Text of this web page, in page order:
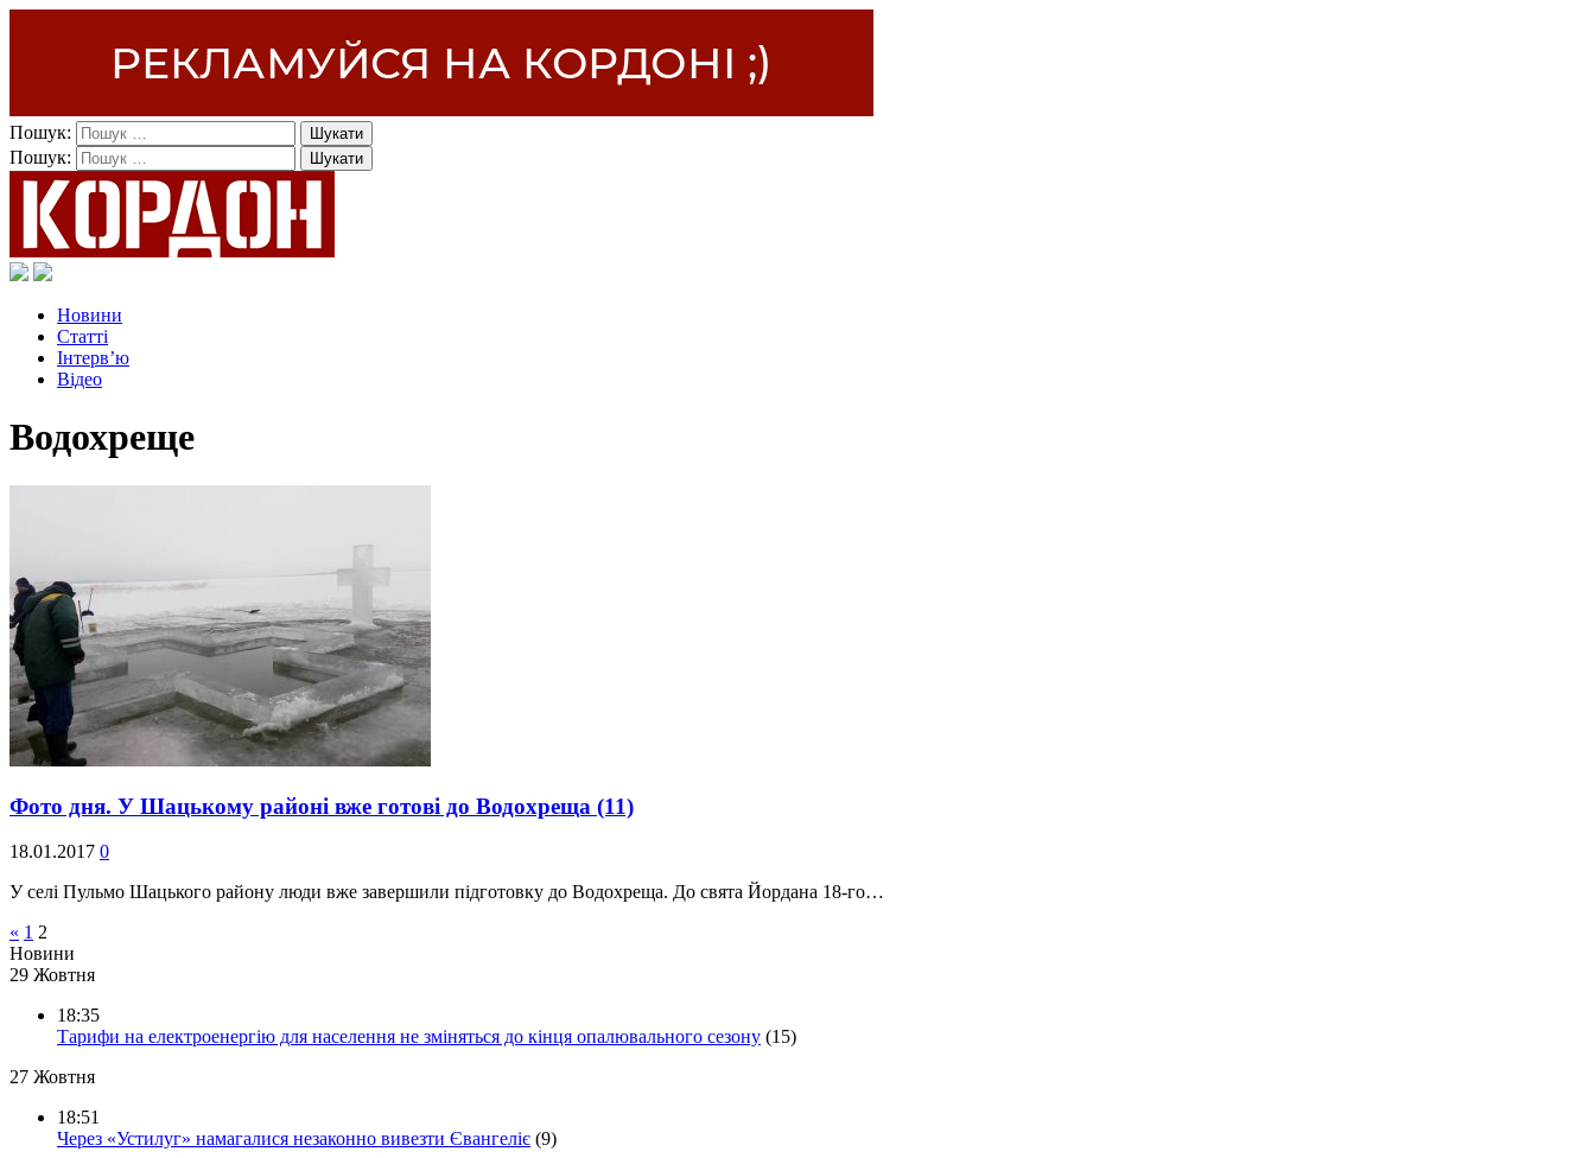
Пошук:
Пошук:
Новини
Статті
Інтерв’ю
Відео
Водохреще
Фото дня. У Шацькому районі вже готові до Водохреща (11)
18.01.2017 0
У селі Пульмо Шацького району люди вже завершили підготовку до Водохреща. До свята Йордана 18-го…
« 1 2
Новини
29 Жовтня
18:35
Тарифи на електроенергію для населення не зміняться до кінця опалювального сезону (15)
27 Жовтня
18:51
Через «Устилуг» намагалися незаконно вивезти Євангеліє (9)